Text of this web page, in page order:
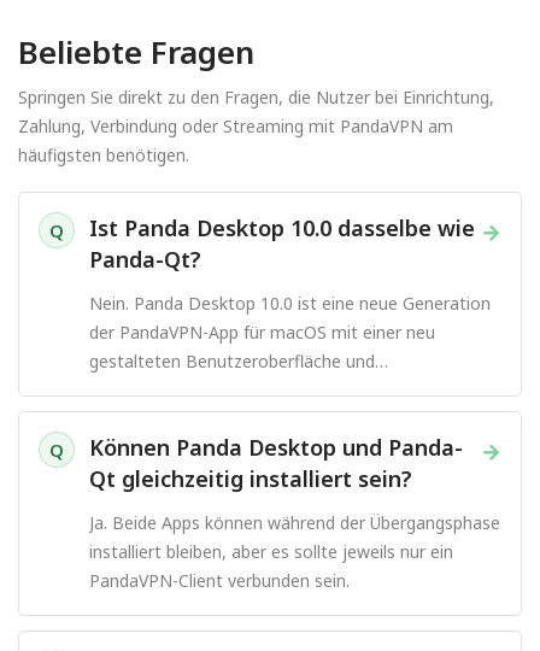
Beliebte Fragen
Springen Sie direkt zu den Fragen, die Nutzer bei Einrichtung,
Zahlung, Verbindung oder Streaming mit PandaVPN am
häufigsten benötigen.
Q →
Ist Panda Desktop 10.0 dasselbe wie
Panda-Qt?
Nein. Panda Desktop 10.0 ist eine neue Generation
der PandaVPN-App für macOS mit einer neu
gestalteten Benutzeroberfläche und
Verbindungserfahrung.
Q →
Können Panda Desktop und Panda-
Qt gleichzeitig installiert sein?
Ja. Beide Apps können während der Übergangsphase
installiert bleiben, aber es sollte jeweils nur ein
PandaVPN-Client verbunden sein.